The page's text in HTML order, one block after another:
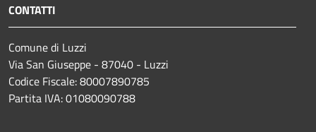
CONTATTI
Comune di Luzzi
Via San Giuseppe - 87040 - Luzzi
Codice Fiscale: 80007890785
Partita IVA: 01080090788